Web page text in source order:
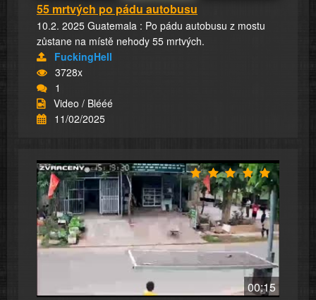
55 mrtvých po pádu autobusu
10.2. 2025 Guatemala : Po pádu autobusu z mostu
zůstane na místě nehody 55 mrtvých.
FuckingHell
3728x
1
Video / Blééé
11/02/2025
00:15